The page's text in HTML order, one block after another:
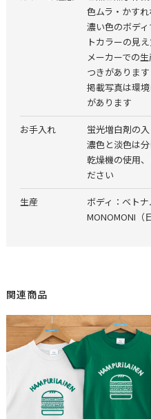
色ムラ・かす
濃い色のボデ
トカラーの見
メーカーでの
つきがあります
掲載写真は環
があります
お手入れ
蛍光増白剤の
濃色と淡色は
乾燥機の使用
ださい
生産
ボディ：ベト
MONOMONI（
関連商品